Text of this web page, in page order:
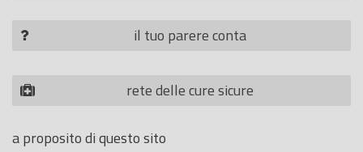
il tuo parere conta
rete delle cure sicure
a proposito di questo sito